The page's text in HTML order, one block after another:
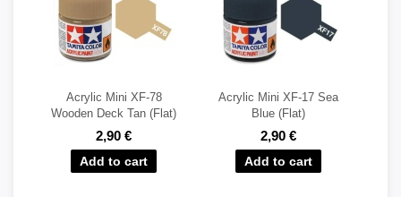
Acrylic Mini XF-78
Wooden Deck Tan (Flat)
2,90 €
Acrylic Mini XF-17 Sea
Blue (Flat)
2,90 €